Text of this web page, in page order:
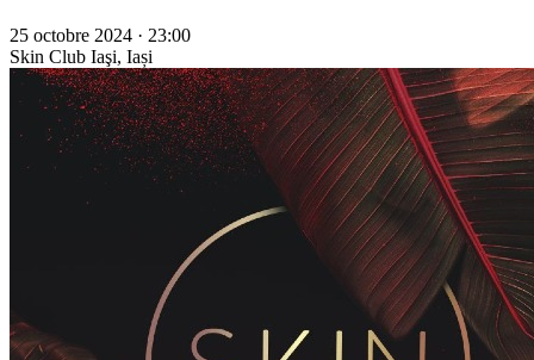
25 octobre 2024 · 23:00
Skin Club Iaşi, Iași